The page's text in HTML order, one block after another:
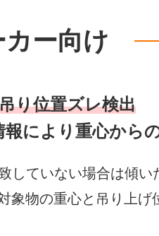
ー向け
り位置ズレ検出
により重心から
ていない場合は傾
物の重心と吊り上